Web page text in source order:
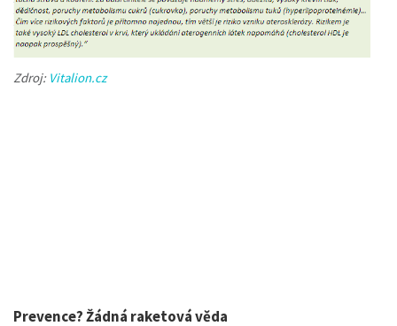
Zdroj: Vitalion.cz
Prevence? Žádná raketová věda